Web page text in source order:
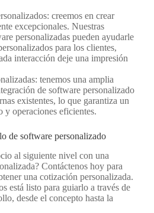
creemos en crear
excepcionales. Nuestras
personalizadas pueden ayudarle
para los clientes,
interacción deje una impresión
tenemos una amplia
de software personalizado
existentes, lo que garantiza un
operaciones eficientes.
de software personalizado
al siguiente nivel con una
Contáctenos hoy para
una cotización personalizada.
está listo para guiarlo a través de
desde el concepto hasta la